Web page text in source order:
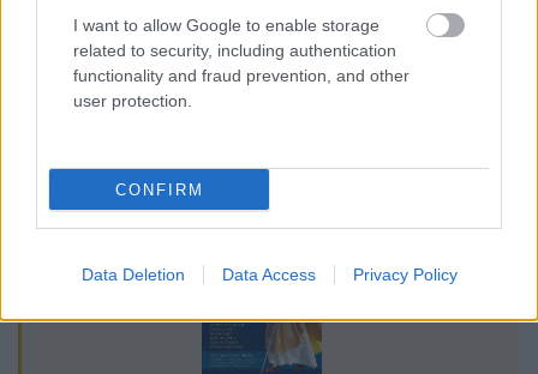
I want to allow Google to enable storage
related to security, including authentication
functionality and fraud prevention, and other
user protection.
CONFIRM
Data Deletion Data Access Privacy Policy